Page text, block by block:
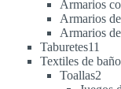
Armarios
Armarios
Armarios
Taburetes11
Textiles de baño
Toallas2